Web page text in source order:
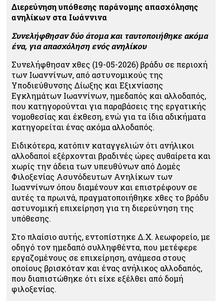
Διερεύνηση υπόθεσης παράνομης απασχόλησης
ανηλίκων στα Ιωάννινα
Συνελήφθησαν δύο άτομα και ταυτοποιήθηκε ακόμα
ένα, για απασχόληση ενός ανηλίκου
Συνελήφθησαν χθες (19-05-2026) βράδυ σε περιοχή
των Ιωαννίνων, από αστυνομικούς της
Υποδιεύθυνσης Δίωξης και Εξιχνίασης
Εγκλημάτων Ιωαννίνων, ημεδαπός και αλλοδαπός,
που κατηγορούνται για παραβάσεις της εργατικής
νομοθεσίας και έκθεση, ενώ για τα ίδια αδικήματα
κατηγορείται ένας ακόμα αλλοδαπός.
Ειδικότερα, κατόπιν καταγγελιών ότι ανήλικοι
αλλοδαποί εξέρχονται βραδινές ώρες αυθαίρετα και
χωρίς την άδεια των υπευθύνων από Δομές
Φιλοξενίας Ασυνόδευτων Ανηλίκων των
Ιωαννίνων όπου διαμένουν και επιστρέφουν σε
αυτές τα πρωινά, πραγματοποιήθηκε χθες το βράδυ
αστυνομική επιχείρηση για τη διερεύνηση της
υπόθεσης.
Στο πλαίσιο αυτής, εντοπίστηκε Δ.Χ. λεωφορείο, με
οδηγό τον ημεδαπό συλληφθέντα, που μετέφερε
εργαζομένους σε επιχείρηση, ανάμεσα στους
οποίους βρισκόταν και ένας ανήλικος αλλοδαπός,
που διαπιστώθηκε ότι είχε εξέλθει από δομή
φιλοξενίας.